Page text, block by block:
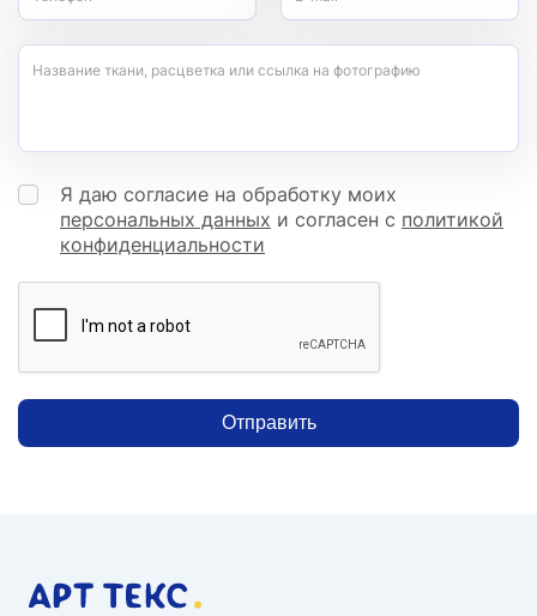
Название ткани, расцветка или ссылка на фотографию
Я даю согласие на обработку моих
персональных данных и согласен с политикой
конфиденциальности
Отправить